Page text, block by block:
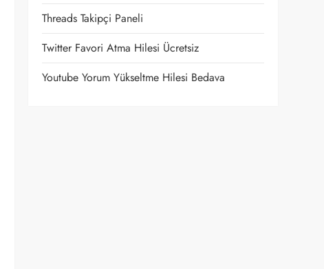
Threads Takipçi Paneli
Twitter Favori Atma Hilesi Ücretsiz
Youtube Yorum Yükseltme Hilesi Bedava